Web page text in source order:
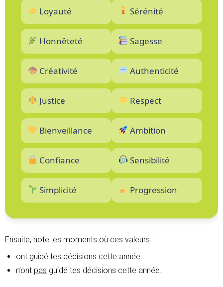
Loyauté
Honnêteté
Créativité
Justice
Bienveillance
Confiance
Simplicité
Sérénité
Sagesse
Authenticité
Respect
Ambition
Sensibilité
Progression
Ensuite, note les moments où ces valeurs :
ont guidé tes décisions cette année.
n’ont pas guidé tes décisions cette année.